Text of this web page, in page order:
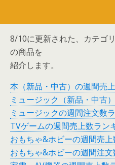
8/10に更新された、カテゴ
の商品を
紹介します。
本（新品・中古）の週間売
ミュージック（新品・中古
ミュージックの週間注文数
TVゲームの週間売上数ラン
おもちゃ&ホビーの週間売
おもちゃ&ホビーの週間注